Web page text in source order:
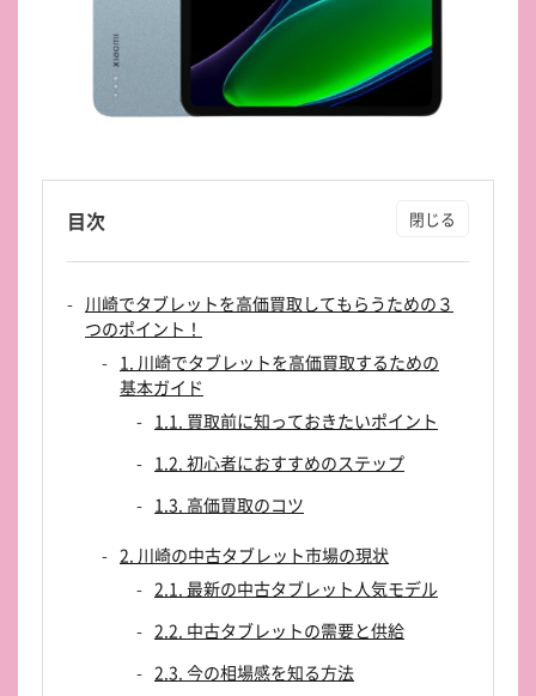
目次
川崎でタブレットを高価買取してもらうための３
つのポイント！
1. 川崎でタブレットを高価買取するための
基本ガイド
1.1. 買取前に知っておきたいポイント
1.2. 初心者におすすめのステップ
1.3. 高価買取のコツ
2. 川崎の中古タブレット市場の現状
2.1. 最新の中古タブレット人気モデル
2.2. 中古タブレットの需要と供給
2.3. 今の相場感を知る方法